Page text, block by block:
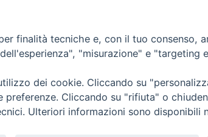
(MC)
Dal lunedì al sabato
Il pomeriggio solo su
finalità tecniche e, con il tuo consenso,
"misurazione" e "targeting
dei cookie. Cliccando su
Cliccando su "rifiuta" o
Ulteriori informazioni sono disponibili